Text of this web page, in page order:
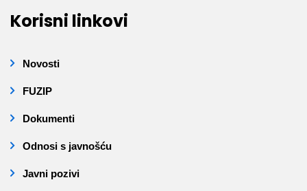
Korisni linkovi
Novosti
FUZIP
Dokumenti
Odnosi s javnošću
Javni pozivi